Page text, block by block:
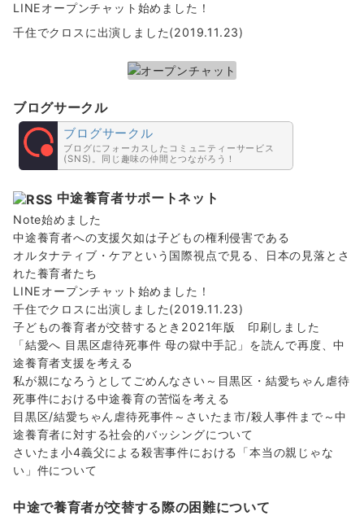
LINEオープンチャット始めました！
千住でクロスに出演しました(2019.11.23)
ブログサークル
ブログサークル
ブログにフォーカスしたコミュニティーサービス
(SNS)。同じ趣味の仲間とつながろう！
中途養育者サポートネット
Note始めました
中途養育者への支援欠如は子どもの権利侵害である
オルタナティブ・ケアという国際視点で見る、日本の見落とさ
れた養育者たち
LINEオープンチャット始めました！
千住でクロスに出演しました(2019.11.23)
子どもの養育者が交替するとき2021年版 印刷しました
「結愛へ 目黒区虐待死事件 母の獄中手記」を読んで再度、中
途養育者支援を考える
私が親になろうとしてごめんなさい～目黒区・結愛ちゃん虐待
死事件における中途養育の苦悩を考える
目黒区/結愛ちゃん虐待死事件～さいたま市/殺人事件まで～中
途養育者に対する社会的バッシングについて
さいたま小4義父による殺害事件における「本当の親じゃな
い」件について
中途で養育者が交替する際の困難について